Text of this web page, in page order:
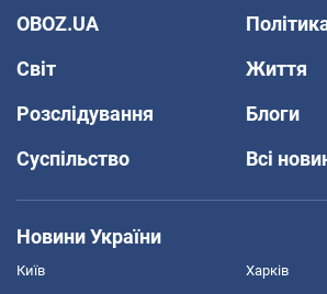
OBOZ.UA
Світ
Життя
Розслідування
Блоги
Суспільство
Всі
Новини України
Київ Харків